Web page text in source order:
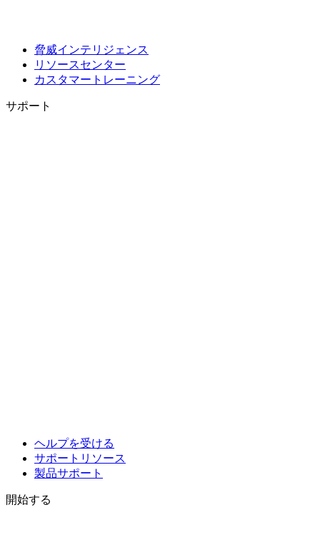
脅威インテリジェンス
リソースセンター
カスタマートレーニング
サポート
ヘルプを受ける
サポートリソース
製品サポート
開始する